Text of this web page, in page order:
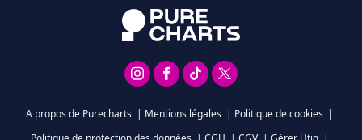
A propos de Purecharts | Mentions légales | Politique de cookies |